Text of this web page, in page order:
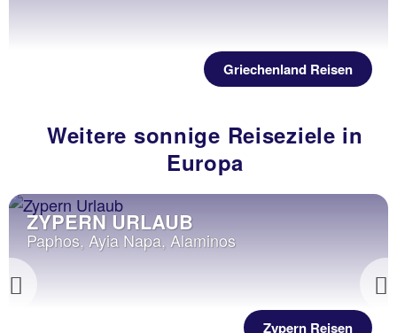
Griechenland Reisen
Weitere sonnige Reiseziele in
Europa
Previous
MALTA URLAUB
Mellieha, Cirkewwa, Qawra
Malta Reisen